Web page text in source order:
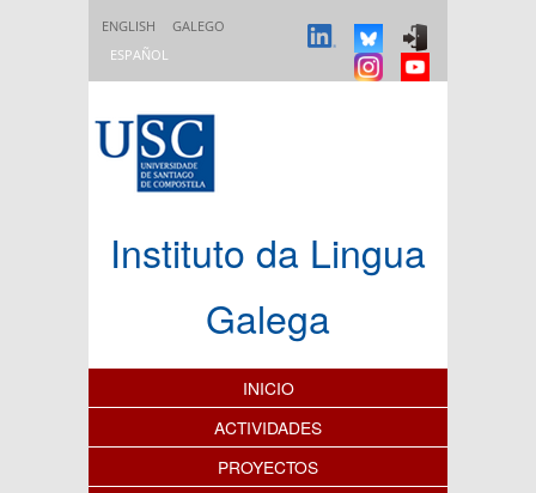
ENGLISH
GALEGO
ESPAÑOL
Instituto da Lingua
Galega
Índice de contenidos
INICIO
ACTIVIDADES
PROYECTOS